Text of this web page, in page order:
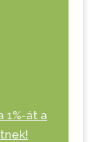
1%-át a